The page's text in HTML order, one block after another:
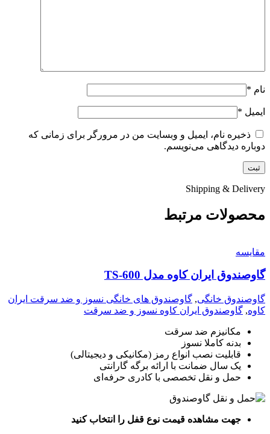
نام *
ایمیل *
ذخیره نام، ایمیل و وبسایت من در مرورگر برای زمانی که
دوباره دیدگاهی می‌نویسم.
Shipping & Delivery
محصولات مرتبط
مقايسه
گاوصندوق ایران کاوه مدل TS-600
گاوصندوق خانگی, گاوصندوق های خانگی نسوز و ضد سرقت ایران
کاوه, گاوصندوق ایران کاوه نسوز و ضد سرقت
مکانیزم ضد سرقت
بدنه کاملا نسوز
قابلیت نصب انواع رمز (مکانیکی و دیجیتالی)
یک سال ضمانت با ارائه برگه گارانتی
حمل و نقل تخصصی با کادری حرفه‌ای
جهت مشاهده قیمت نوع قفل را انتخاب کنید